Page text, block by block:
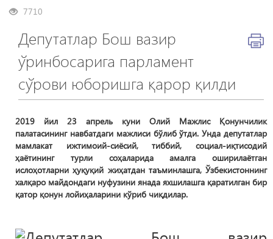
7710
Депутатлар Бош вазир
ўринбосарига парламент
сўрови юборишга қарор қилди
2019 йил 23 апрель куни Олий Мажлис Қонунчилик
палатасининг навбатдаги мажлиси бўлиб ўтди. Унда депутатлар
мамлакат ижтимоий-сиёсий, тиббий, социал-иқтисодий
ҳаётининг турли соҳаларида амалга оширилаётган
ислоҳотларни ҳуқуқий жиҳатдан таъминлашга, Ўзбекистоннинг
халқаро майдондаги нуфузини янада яхшилашга қаратилган бир
қатор қонун лойиҳаларини кўриб чиқдилар.